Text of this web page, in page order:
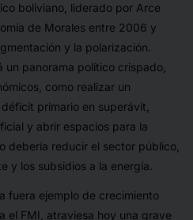
boliviano, liderado por Arce
de Morales entre 2006 y
y la polarización.
un panorama político crispado,
como realizar un
primario en superávit,
y abrir espacios para la
debería reducir el sector público,
y los subsidios a la energía.
fuera ejemplo de crecimiento
el FMI, atraviesa hoy una grave